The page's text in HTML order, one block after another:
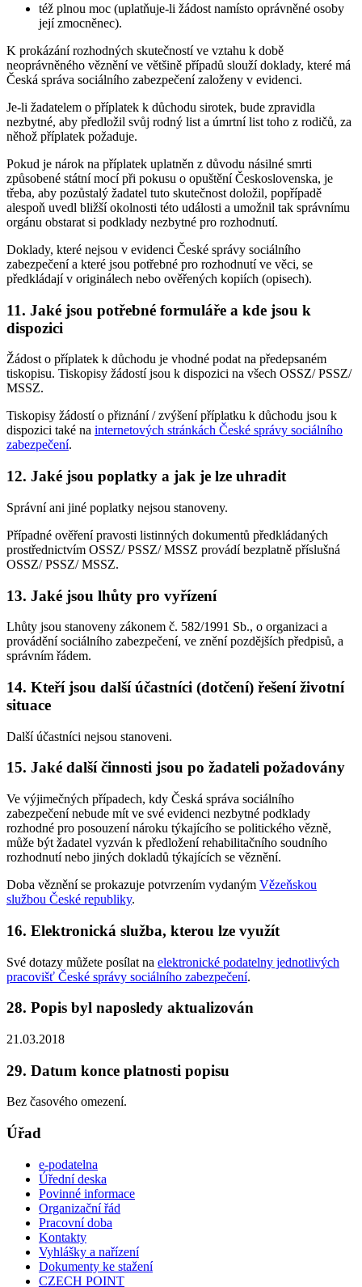
též plnou moc (uplatňuje-li žádost namísto oprávněné osoby
její zmocněnec).
K prokázání rozhodných skutečností ve vztahu k době
neoprávněného věznění ve většině případů slouží doklady, které má
Česká správa sociálního zabezpečení založeny v evidenci.
Je-li žadatelem o příplatek k důchodu sirotek, bude zpravidla
nezbytné, aby předložil svůj rodný list a úmrtní list toho z rodičů, za
něhož příplatek požaduje.
Pokud je nárok na příplatek uplatněn z důvodu násilné smrti
způsobené státní mocí při pokusu o opuštění Československa, je
třeba, aby pozůstalý žadatel tuto skutečnost doložil, popřípadě
alespoň uvedl bližší okolnosti této události a umožnil tak správnímu
orgánu obstarat si podklady nezbytné pro rozhodnutí.
Doklady, které nejsou v evidenci České správy sociálního
zabezpečení a které jsou potřebné pro rozhodnutí ve věci, se
předkládají v originálech nebo ověřených kopiích (opisech).
11. Jaké jsou potřebné formuláře a kde jsou k
dispozici
Žádost o příplatek k důchodu je vhodné podat na předepsaném
tiskopisu. Tiskopisy žádostí jsou k dispozici na všech OSSZ/ PSSZ/
MSSZ.
Tiskopisy žádostí o přiznání / zvýšení příplatku k důchodu jsou k
dispozici také na internetových stránkách České správy sociálního
zabezpečení.
12. Jaké jsou poplatky a jak je lze uhradit
Správní ani jiné poplatky nejsou stanoveny.
Případné ověření pravosti listinných dokumentů předkládaných
prostřednictvím OSSZ/ PSSZ/ MSSZ provádí bezplatně příslušná
OSSZ/ PSSZ/ MSSZ.
13. Jaké jsou lhůty pro vyřízení
Lhůty jsou stanoveny zákonem č. 582/1991 Sb., o organizaci a
provádění sociálního zabezpečení, ve znění pozdějších předpisů, a
správním řádem.
14. Kteří jsou další účastníci (dotčení) řešení životní
situace
Další účastníci nejsou stanoveni.
15. Jaké další činnosti jsou po žadateli požadovány
Ve výjimečných případech, kdy Česká správa sociálního
zabezpečení nebude mít ve své evidenci nezbytné podklady
rozhodné pro posouzení nároku týkajícího se politického vězně,
může být žadatel vyzván k předložení rehabilitačního soudního
rozhodnutí nebo jiných dokladů týkajících se věznění.
Doba věznění se prokazuje potvrzením vydaným Vězeňskou
službou České republiky.
16. Elektronická služba, kterou lze využít
Své dotazy můžete posílat na elektronické podatelny jednotlivých
pracovišť České správy sociálního zabezpečení.
28. Popis byl naposledy aktualizován
21.03.2018
29. Datum konce platnosti popisu
Bez časového omezení.
Úřad
e-podatelna
Úřední deska
Povinné informace
Organizační řád
Pracovní doba
Kontakty
Vyhlášky a nařízení
Dokumenty ke stažení
CZECH POINT